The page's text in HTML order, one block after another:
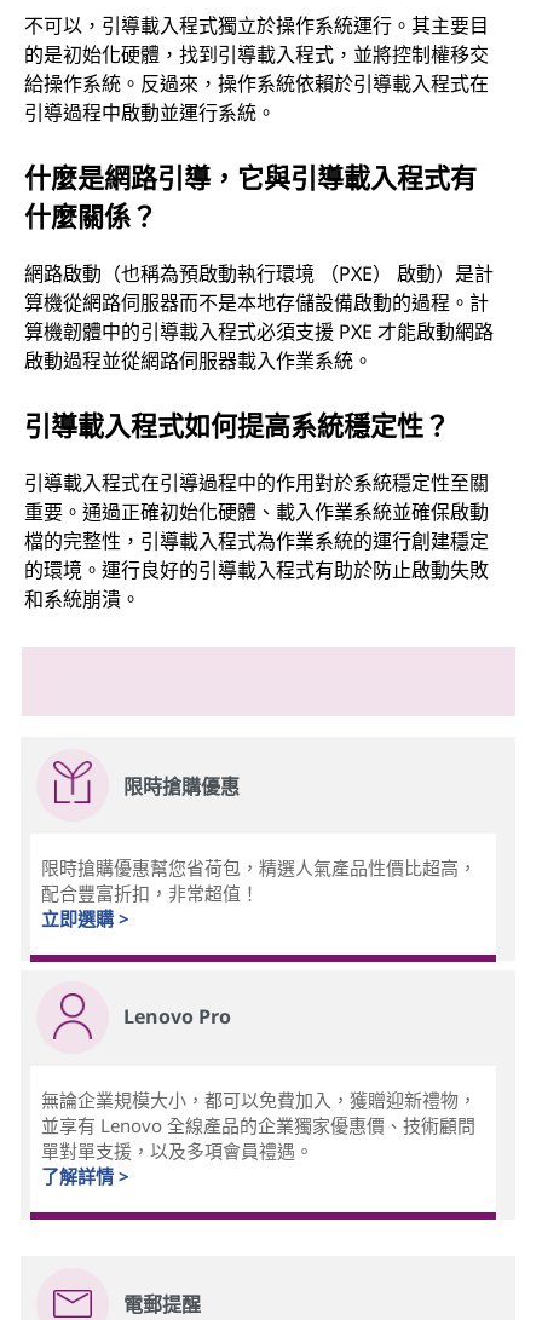
不可以，引導載入程式獨立於操作系統運行。其主要目
的是初始化硬體，找到引導載入程式，並將控制權移交
給操作系統。反過來，操作系統依賴於引導載入程式在
引導過程中啟動並運行系統。
什麼是網路引導，它與引導載入程式有
什麼關係？
網路啟動（也稱為預啟動執行環境 （PXE） 啟動）是計
算機從網路伺服器而不是本地存儲設備啟動的過程。計
算機韌體中的引導載入程式必須支援 PXE 才能啟動網路
啟動過程並從網路伺服器載入作業系統。
引導載入程式如何提高系統穩定性？
引導載入程式在引導過程中的作用對於系統穩定性至關
重要。通過正確初始化硬體、載入作業系統並確保啟動
檔的完整性，引導載入程式為作業系統的運行創建穩定
的環境。運行良好的引導載入程式有助於防止啟動失敗
和系統崩潰。
限時搶購優惠
限時搶購優惠幫您省荷包，精選人氣產品性價比超高，
配合豐富折扣，非常超值！
立即選購 >
Lenovo Pro
無論企業規模大小，都可以免費加入，獲贈迎新禮物，
並享有 Lenovo 全線產品的企業獨家優惠價、技術顧問
單對單支援，以及多項會員禮遇。
了解詳情 >
電郵提醒